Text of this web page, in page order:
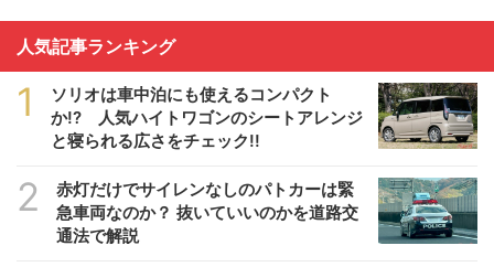
人気記事ランキング
1
ソリオは車中泊にも使えるコンパクト
か!? 人気ハイトワゴンのシートアレンジ
と寝られる広さをチェック!!
2
赤灯だけでサイレンなしのパトカーは緊
急車両なのか？ 抜いていいのかを道路交
通法で解説